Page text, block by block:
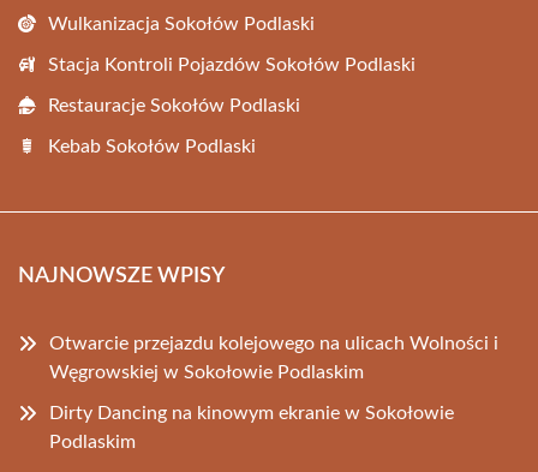
Wulkanizacja Sokołów Podlaski
Stacja Kontroli Pojazdów Sokołów Podlaski
Restauracje Sokołów Podlaski
Kebab Sokołów Podlaski
NAJNOWSZE WPISY
Otwarcie przejazdu kolejowego na ulicach Wolności i
Węgrowskiej w Sokołowie Podlaskim
Dirty Dancing na kinowym ekranie w Sokołowie
Podlaskim